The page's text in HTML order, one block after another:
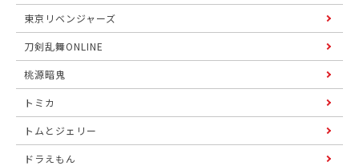
東京リベンジャーズ
刀剣乱舞ONLINE
桃源暗鬼
トミカ
トムとジェリー
ドラえもん